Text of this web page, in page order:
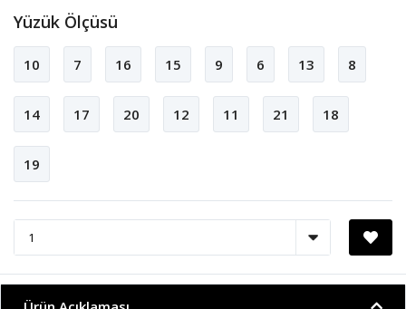
Yüzük Ölçüsü
10 7 16 15 9 6 13 8
14 17 20 12 11 21 18
19